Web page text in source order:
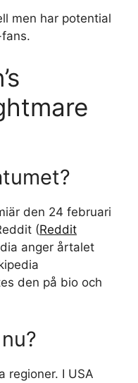
men har potential
den 24 februari
(Reddit
anger årtalet
den på bio och
regioner. I USA